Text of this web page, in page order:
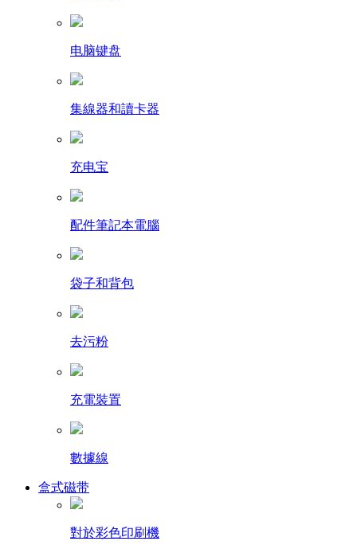
电脑键盘
集線器和讀卡器
充电宝
配件筆記本電腦
袋子和背包
去污粉
充電裝置
數據線
盒式磁带
對於彩色印刷機